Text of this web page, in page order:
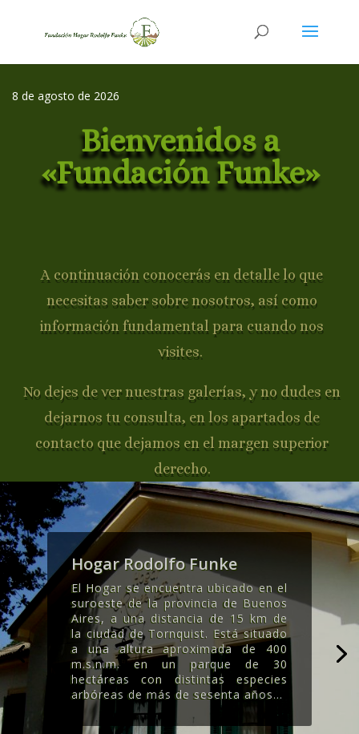
8 de agosto de 2026
Bienvenidos a
«Fundación Funke»
A continuación conocerás en detalle lo que
necesitas saber sobre nosotros, así como
información fundamental para cuando nos
visites.
No dejes de ver nuestras galerías, y no dudes en
dejarnos tu consulta, en los apartados de
contacto que dejamos en el margen superior
derecho.
Hogar Rodolfo Funke
El Hogar se encuentra ubicado en el
suroeste de la provincia de Buenos
Aires, a una distancia de 15 km de
la ciudad de Tornquist. Está situado
a una altura aproximada de 400
m.s.n.m. en un parque de 30
hectáreas con distintas especies
arbóreas de más de sesenta años...